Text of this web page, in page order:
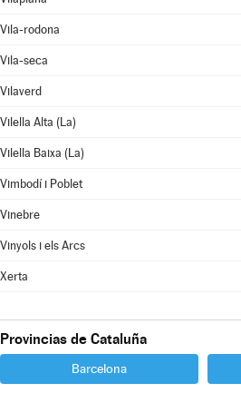
Vila-rodona
Vila-seca
Vilaverd
Vilella Alta (La)
Vilella Baixa (La)
Vimbodí i Poblet
Vinebre
Vinyols i els Arcs
Xerta
Provincias de Cataluña
Barcelona